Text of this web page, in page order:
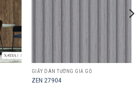
GIẤY DÁN TƯỜNG GIẢ GỖ
ZEN 27904